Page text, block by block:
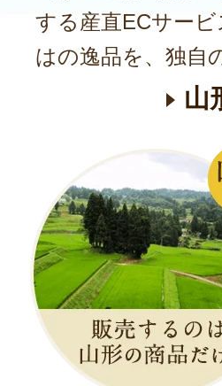
する産直ECサー
はの逸品を、独自
山